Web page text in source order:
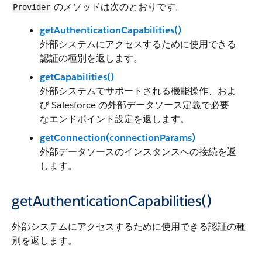
Provider のメソッドは次のとおりです。
getAuthenticationCapabilities()
外部システムにアクセスするために使用できる
認証の種別を返します。
getCapabilities()
外部システムでサポートされる機能操作、およ
び Salesforce の外部データソース定義で必要
なエンドポイント設定を返します。
getConnection(connectionParams)
外部データソースのインスタンスへの接続を返
します。
getAuthenticationCapabilities()
外部システムにアクセスするために使用できる認証の種
別を返します。